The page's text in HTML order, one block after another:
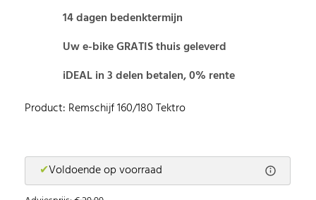
14 dagen bedenktermijn
Uw e-bike GRATIS thuis geleverd
iDEAL in 3 delen betalen, 0% rente
Product: Remschijf 160/180 Tektro
✔Voldoende op voorraad